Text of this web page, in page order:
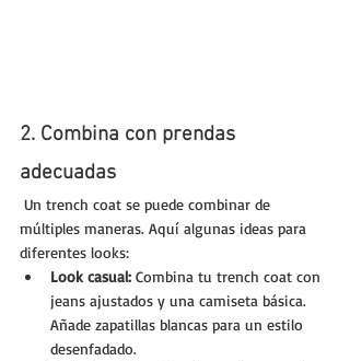
2. Combina con prendas
adecuadas
múltiples maneras. Aquí algunas ideas para
diferentes looks:
Look casual: Combina tu trench coat con
jeans ajustados y una camiseta básica.
Añade zapatillas blancas para un estilo
desenfadado.